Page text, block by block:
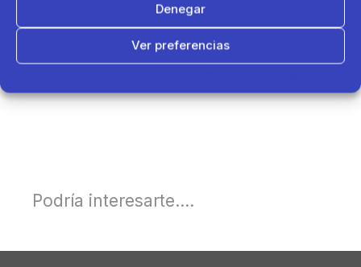
Denegar
Ver preferencias
Podría interesarte....